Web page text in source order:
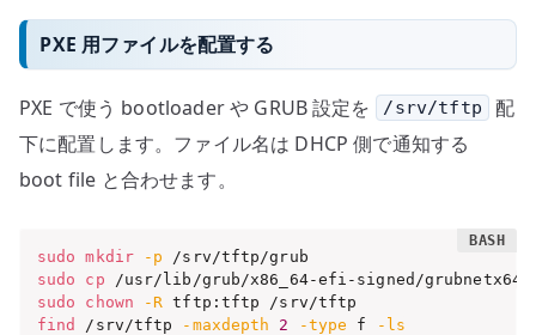
PXE 用ファイルを配置する
PXE で使う bootloader や GRUB 設定を /srv/tftp
配
下に配置します。ファイル名は DHCP 側で通知する
boot file と合わせます。
sudo mkdir -p
sudo
cp
sudo
chown -R
find
/srv/tftp -maxdepth 2 -type f -ls